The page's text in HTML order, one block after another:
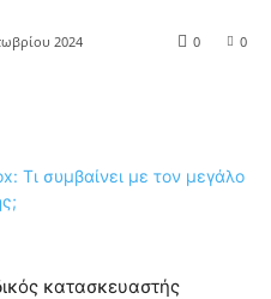
2024 0
0
κατασκευαστής